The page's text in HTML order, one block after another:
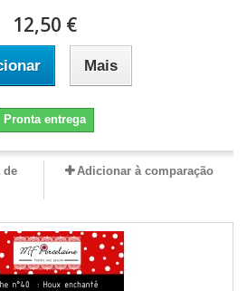
12,50 €
Mais
Pronta entrega
de
Adicionar à comparação